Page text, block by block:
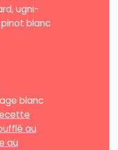
ugni-
pinot blanc
blanc
au
au